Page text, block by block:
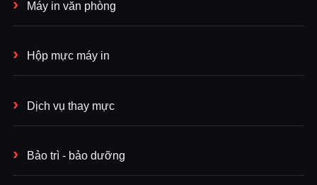
Máy in văn phòng
Hộp mực máy in
Dịch vụ thay mực
Bảo trì - bảo dưỡng